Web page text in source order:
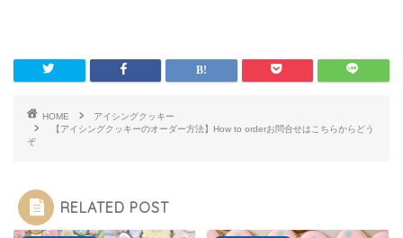
HOME
アイシングクッキー
【アイシングクッキーのオーダー方法】How to orderお問合せはこちらからどう
ぞ
RELATED POST